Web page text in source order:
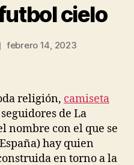
cielo
febrero 14, 2023
religión, camiseta
de La
nombre con el que se
hay quien
en torno a la